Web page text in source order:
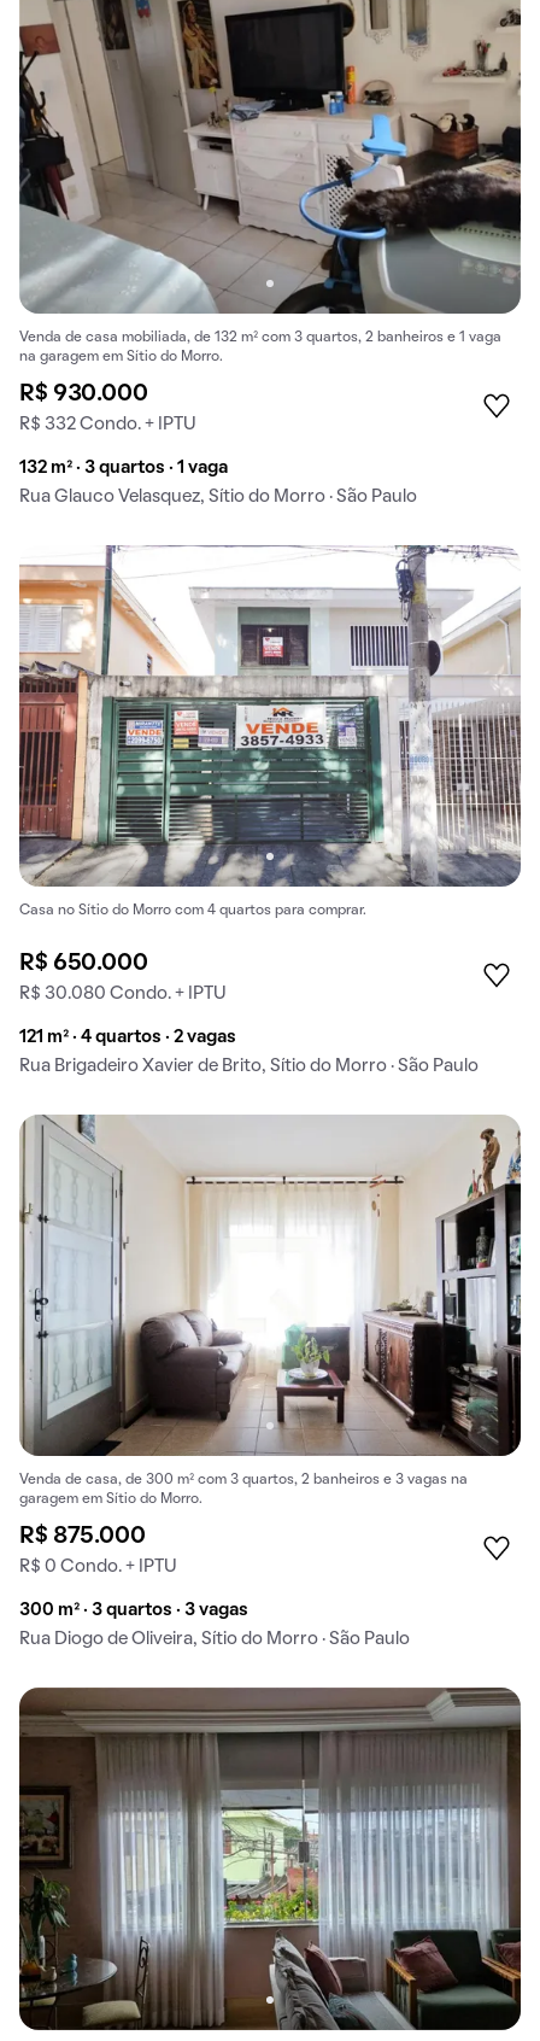
Venda de casa mobiliada, de 132 m² com 3 quartos, 2 banheiros e 1 vaga
na garagem em Sítio do Morro.
R$ 930.000
R$ 332 Condo. + IPTU
132 m² · 3 quartos · 1 vaga
Rua Glauco Velasquez, Sítio do Morro · São Paulo
Casa no Sítio do Morro com 4 quartos para comprar.
R$ 650.000
R$ 30.080 Condo. + IPTU
121 m² · 4 quartos · 2 vagas
Rua Brigadeiro Xavier de Brito, Sítio do Morro · São Paulo
Venda de casa, de 300 m² com 3 quartos, 2 banheiros e 3 vagas na
garagem em Sítio do Morro.
R$ 875.000
R$ 0 Condo. + IPTU
300 m² · 3 quartos · 3 vagas
Rua Diogo de Oliveira, Sítio do Morro · São Paulo